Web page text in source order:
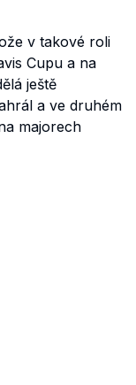
v takové roli
Cupu a na
ještě
a ve druhém
majorech